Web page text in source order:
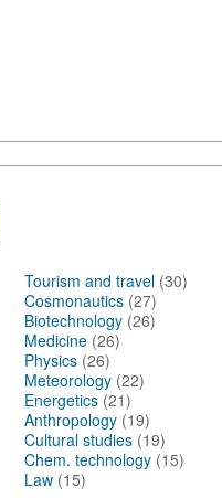
Tourism and travel (30)
Cosmonautics (27)
Biotechnology (26)
Medicine (26)
Physics (26)
Meteorology (22)
Energetics (21)
Anthropology (19)
Cultural studies (19)
Chem. technology (15)
Law (15)